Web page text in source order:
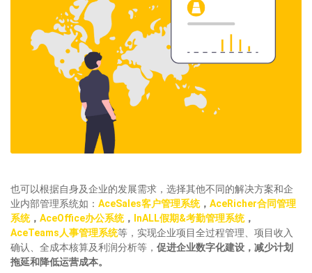
也可以根据自身及企业的发展需求，选择其他不同的解决方案和企
业内部管理系统如： AceSales客户管理系统， AceRicher合同管理
系统， AceOffice办公系统， InALL假期&考勤管理系统，
AceTeams人事管理系统等，实现企业项目全过程管理、项目收入
确认、全成本核算及利润分析等， 促进企业数字化建设，减少计划
拖延和降低运营成本。